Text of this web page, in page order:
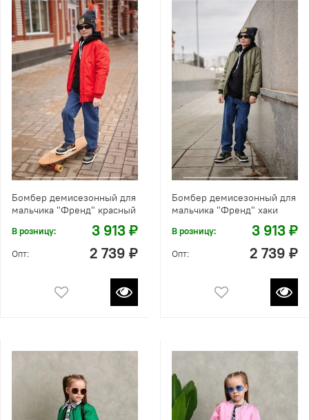
Бомбер демисезонный для
мальчика "Френд" красный
В розницу: 3 913 ₽
Опт: 2 739 ₽
Бомбер демисезонный для
мальчика "Френд" хаки
В розницу: 3 913 ₽
Опт: 2 739 ₽